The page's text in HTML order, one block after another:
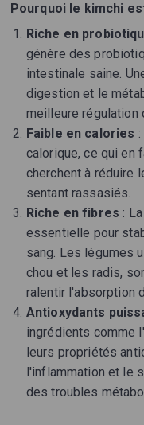
Pourquoi le kimchi
Riche en
génère des
intestinale saine.
digestion et le
meilleure régulation
Faible en calories
calorique, ce qui en
cherchent à réduire
sentant rassasiés.
Riche en fibres :
essentielle pour
sang. Les légumes
chou et les radis,
ralentir l'absorption
Antioxydants
ingrédients comme
leurs propriétés
l'inflammation et le
des troubles